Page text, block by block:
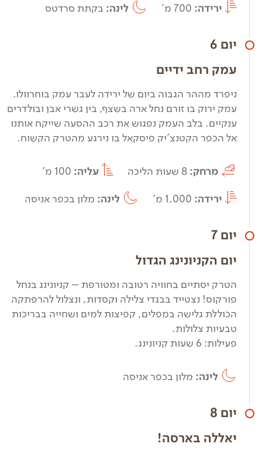
ירידה: 700 מ' לינה: בקתת סרדטס
יום 6
עמק רחב ידיים
ניפרד מההר הגבוה ביום של ירידה לעבר עמק בוחרוולו.
עמק ירוק בו זורם נחל ארה בשצף, בין גשרי אבן ובולדרים
ענקיים. בלב העמק נפגוש את רכב ההסעה שייקח אותנו
אל הכפר הקטנצ'יק פיסקאל בו נירגע מהטרק הקשוח.
מרחק:8 שעות הליכה עליה: 100 מ'
ירידה: 1,000 מ' לינה: מלון בכפר אניסה
יום 7
יום הקניונינג הגדול
הטרק יסתיים בחוויה רטובה ומטורפת – קניונינג בנחל
פורקוס! נצטייד בבגדי צלילה וקסדות, ונצלול להרפתקה
הכוללת גלישה במפלים, קפיצות למים ושחייה בבריכות
טבעיות צלולות.
פעילות: 6 שעות קניונינג.
לינה: מלון בכפר אניסה
יום 8
יאללה בארסה!